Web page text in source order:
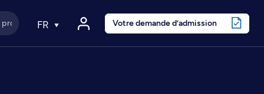
FR Votre demande d’admission